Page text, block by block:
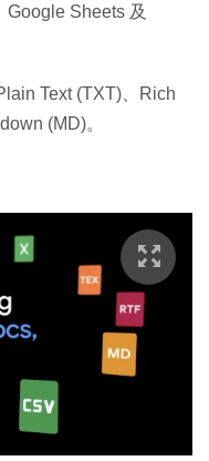
Google Sheets 及
Text (TXT)、Rich
(MD)。